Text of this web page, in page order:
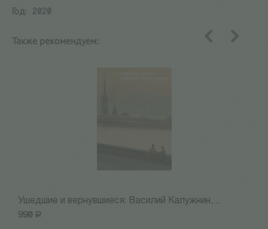
Год:
2020
Также рекомендуем:
Ушедшие и вернувшиеся: Василий Калужнин, ...
990 Р